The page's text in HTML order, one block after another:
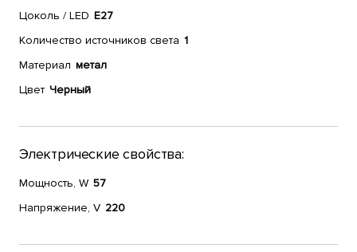
Цоколь / LED E27
Количество источников света 1
Материал метал
Цвет Черный
Электрические свойства:
Мощность, W 57
Напряжение, V 220